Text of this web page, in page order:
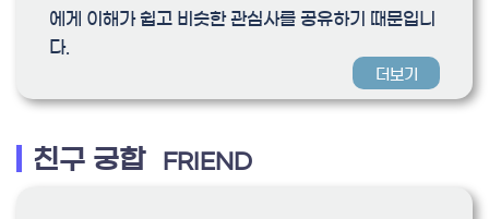
에게 이해가 쉽고 비슷한 관심사를 공유하기 때문입니
다.
더보기
친구 궁합 FRIEND